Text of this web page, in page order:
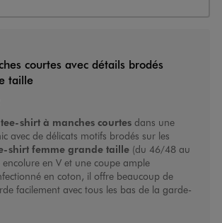
courtes avec détails brodés
taille
tee-shirt à manches courtesdans une
avec de délicats motifs brodés sur les
shirt femme grande taille(du 46/48 au
en V et une coupe ample
en coton, il offre beaucoup de
facilement avec tous les bas de la garde-